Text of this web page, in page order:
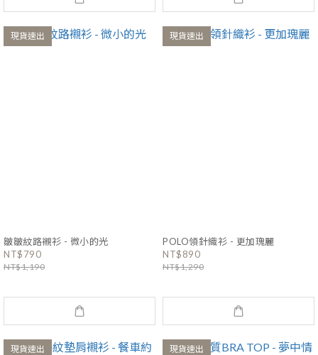
現貨速出
皺皺紋路襯衫 - 微小的光
NT$790
NT$1,190
現貨速出
POLO領針織衫 - 更加瑰麗
NT$890
NT$1,290
現貨速出 現貨速出